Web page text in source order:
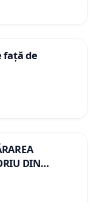
față de
DIN